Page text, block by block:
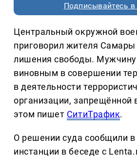
Подписывайтесь в
Центральный окружной
приговорил жителя Самары
лишения свободы. Мужчину
виновным в совершении
в деятельности
организации, запрещённой
этом пишет СитиТрафик.
О решении суда сообщили в
инстанции в беседе с